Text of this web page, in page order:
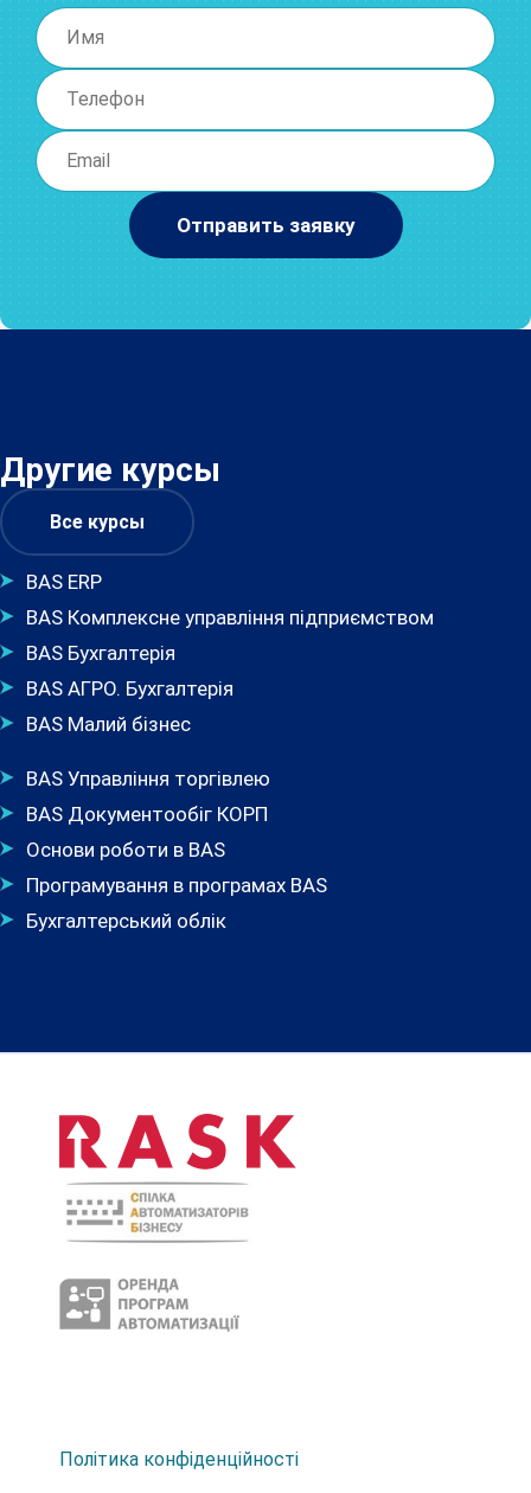
Отправить заявку
Другие курсы
Все курсы
BAS ERP
BAS Комплексне управління підприємством
BAS Бухгалтерія
BAS АГРО. Бухгалтерія
BAS Малий бізнес
BAS Управління торгівлею
BAS Документообіг КОРП
Основи роботи в BAS
Програмування в програмах BAS
Бухгалтерський облік
Політика конфіденційності